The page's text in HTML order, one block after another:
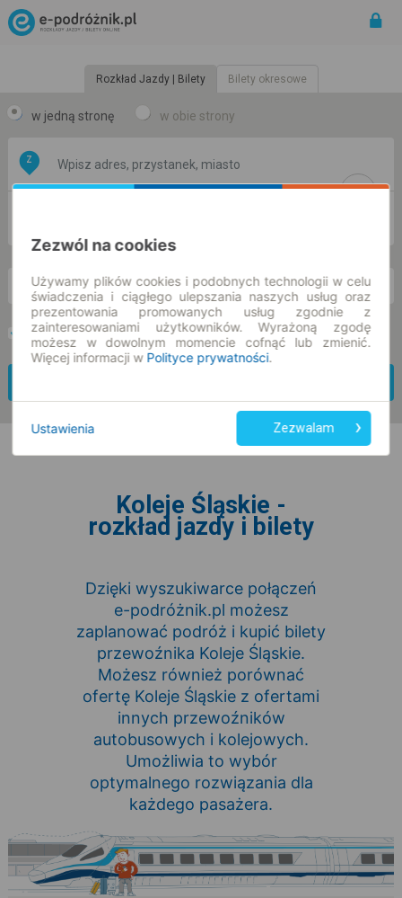
Rozkład Jazdy | Bilety Bilety okresowe
w jedną stronę w obie strony
Z
nd. 9 sie. -- : --
Preferuj bez przesiadek Tylko bilet online
Koleje Śląskie -
rozkład jazdy i bilety
Dzięki wyszukiwarce połączeń
e-podróżnik.pl możesz
zaplanować podróż i kupić bilety
przewoźnika Koleje Śląskie.
Możesz również porównać
ofertę Koleje Śląskie z ofertami
innych przewoźników
autobusowych i kolejowych.
Umożliwia to wybór
optymalnego rozwiązania dla
każdego pasażera.
Zezwól na cookies
Używamy plików cookies i podobnych technologii w celu
świadczenia i ciągłego ulepszania naszych usług oraz
prezentowania promowanych usług zgodnie z
zainteresowaniami użytkowników. Wyrażoną zgodę
możesz w dowolnym momencie cofnąć lub zmienić.
Więcej informacji w Polityce prywatności.
Ustawienia Zezwalam